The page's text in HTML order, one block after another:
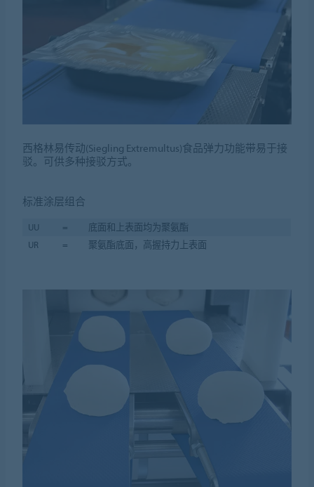
西格林易传动(Siegling Extremultus)食品弹力功能带易于接
驳。可供多种接驳方式。
标准涂层组合
UU =
底面和上表面均为聚氨酯
UR
= 聚氨酯底面，高握持力上表面